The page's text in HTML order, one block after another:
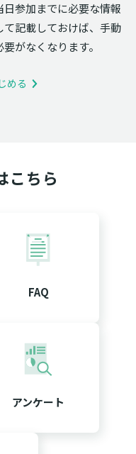
参加までに必要な情報
記載しておけば、手動
がなくなります。
める
こちら
FAQ
アンケート